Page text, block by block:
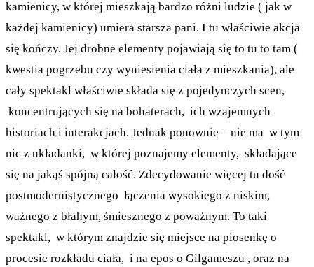
kamienicy, w której mieszkają bardzo różni ludzie ( jak w
każdej kamienicy) umiera starsza pani. I tu właściwie akcja
się kończy. Jej drobne elementy pojawiają się to tu to tam (
kwestia pogrzebu czy wyniesienia ciała z mieszkania), ale
cały spektakl właściwie składa się z pojedynczych scen,
koncentrujących się na bohaterach, ich wzajemnych
historiach i interakcjach. Jednak ponownie – nie ma w tym
nic z układanki, w której poznajemy elementy, składające
się na jakąś spójną całość. Zdecydowanie więcej tu dość
postmodernistycznego łączenia wysokiego z niskim,
ważnego z błahym, śmiesznego z poważnym. To taki
spektakl, w którym znajdzie się miejsce na piosenkę o
procesie rozkładu ciała, i na epos o Gilgameszu , oraz na